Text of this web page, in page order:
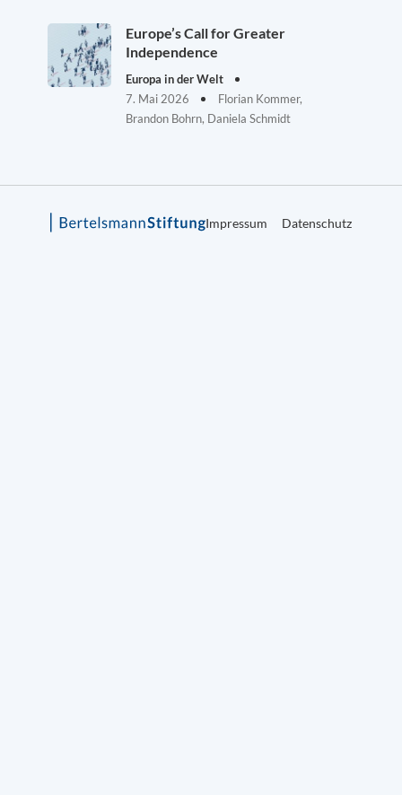
Europe’s Call for Greater
Independence
Europa in der Welt
7. Mai 2026
Florian Kommer,
Brandon Bohrn, Daniela Schmidt
Impressum Datenschutz